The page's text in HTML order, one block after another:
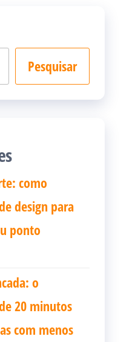
Pesquisar
como
design para
ponto
o
20 minutos
com menos